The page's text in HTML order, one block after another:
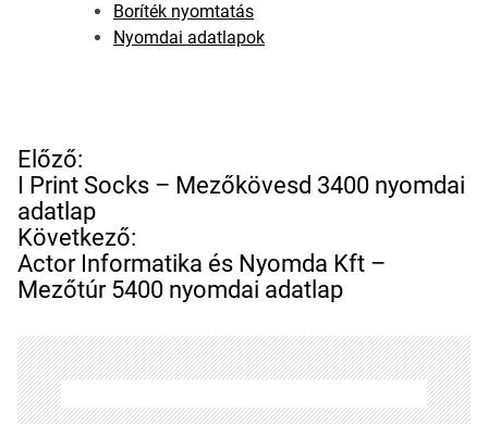
Boríték nyomtatás
Nyomdai adatlapok
B
e
j
e
g
y
z
é
s
n
Előző:
I Print Socks – Mezőkövesd 3400 nyomdai
adatlap
Következő:
Actor Informatika és Nyomda Kft –
Mezőtúr 5400 nyomdai adatlap